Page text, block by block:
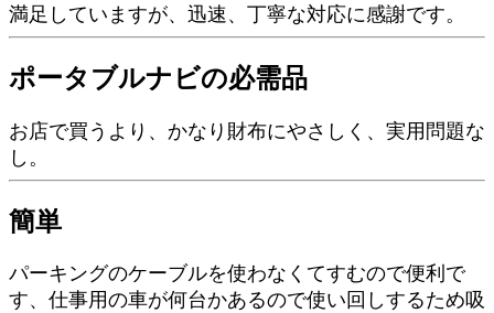
満足していますが、迅速、丁寧な対応に感謝です。
ポータブルナビの必需品
お店で買うより、かなり財布にやさしく、実用問題な
し。
簡単
パーキングのケーブルを使わなくてすむので便利で
す、仕事用の車が何台かあるので使い回しするため吸